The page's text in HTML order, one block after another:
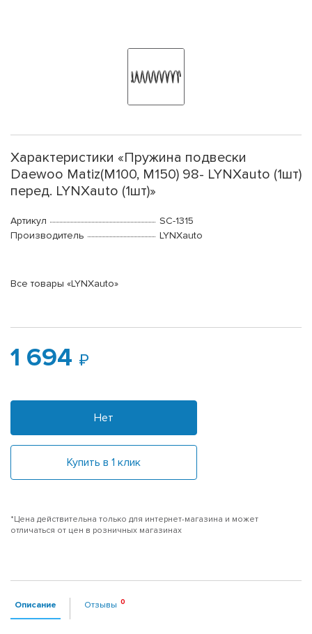
Характеристики «Пружина подвески
Daewoo Matiz(M100, M150) 98- LYNXauto (1шт)
перед. LYNXauto (1шт)»
Артикул
SC-1315
Производитель
LYNXauto
Все товары «LYNXauto»
1 694
Нет
Купить в 1 клик
*Цена действительна только для интернет-магазина и может
отличаться от цен в розничных магазинах
Описание Отзывы